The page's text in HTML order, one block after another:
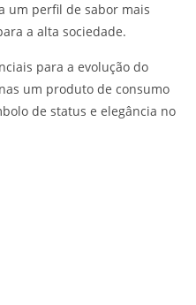
um perfil de sabor mais
a alta sociedade.
para a evolução do
um produto de consumo
de status e elegância no